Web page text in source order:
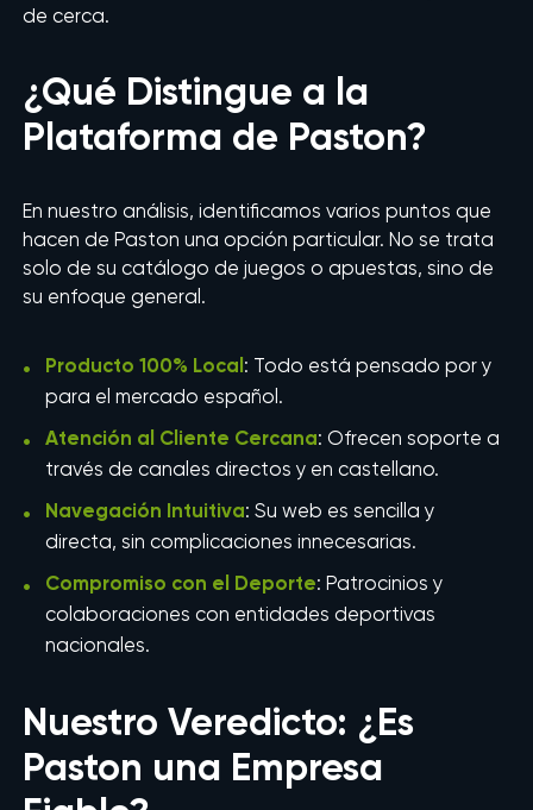
de cerca.
¿Qué Distingue a la
Plataforma de Paston?
En nuestro análisis, identificamos varios puntos que
hacen de Paston una opción particular. No se trata
solo de su catálogo de juegos o apuestas, sino de
su enfoque general.
Producto 100% Local : Todo está pensado por y
para el mercado español.
Atención al Cliente Cercana: Ofrecen soporte a
través de canales directos y en castellano.
Navegación Intuitiva: Su web es sencilla y
directa, sin complicaciones innecesarias.
Compromiso con el Deporte: Patrocinios y
colaboraciones con entidades deportivas
nacionales.
Nuestro Veredicto: ¿Es
Paston una Empresa